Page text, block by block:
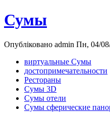
Сумы
Опубліковано admin Пн, 04/
виртуальные Сумы
достопримечательности
Рестораны
Сумы 3D
Сумы отели
Сумы сферические